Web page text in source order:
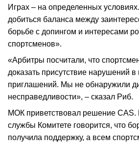
Играх – на определенных
добиться баланса между
борьбе с допингом и интересами
спортсменов».
«Арбитры посчитали, что
доказать присутствие нарушений
приглашений. Мы не обнаружили
несправедливости», – сказал Риб.
МОК приветствовал решение CAS.
службы Комитете говорится, что
получила поддержку, а всем